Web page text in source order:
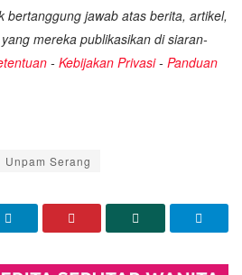
bertanggung jawab atas berita, artikel,
mereka publikasikan di siaran-
- Kebijakan Privasi- Panduan
Unpam Serang